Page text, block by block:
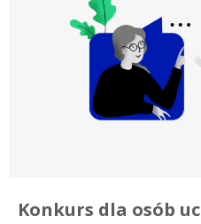
Konkurs dla osób